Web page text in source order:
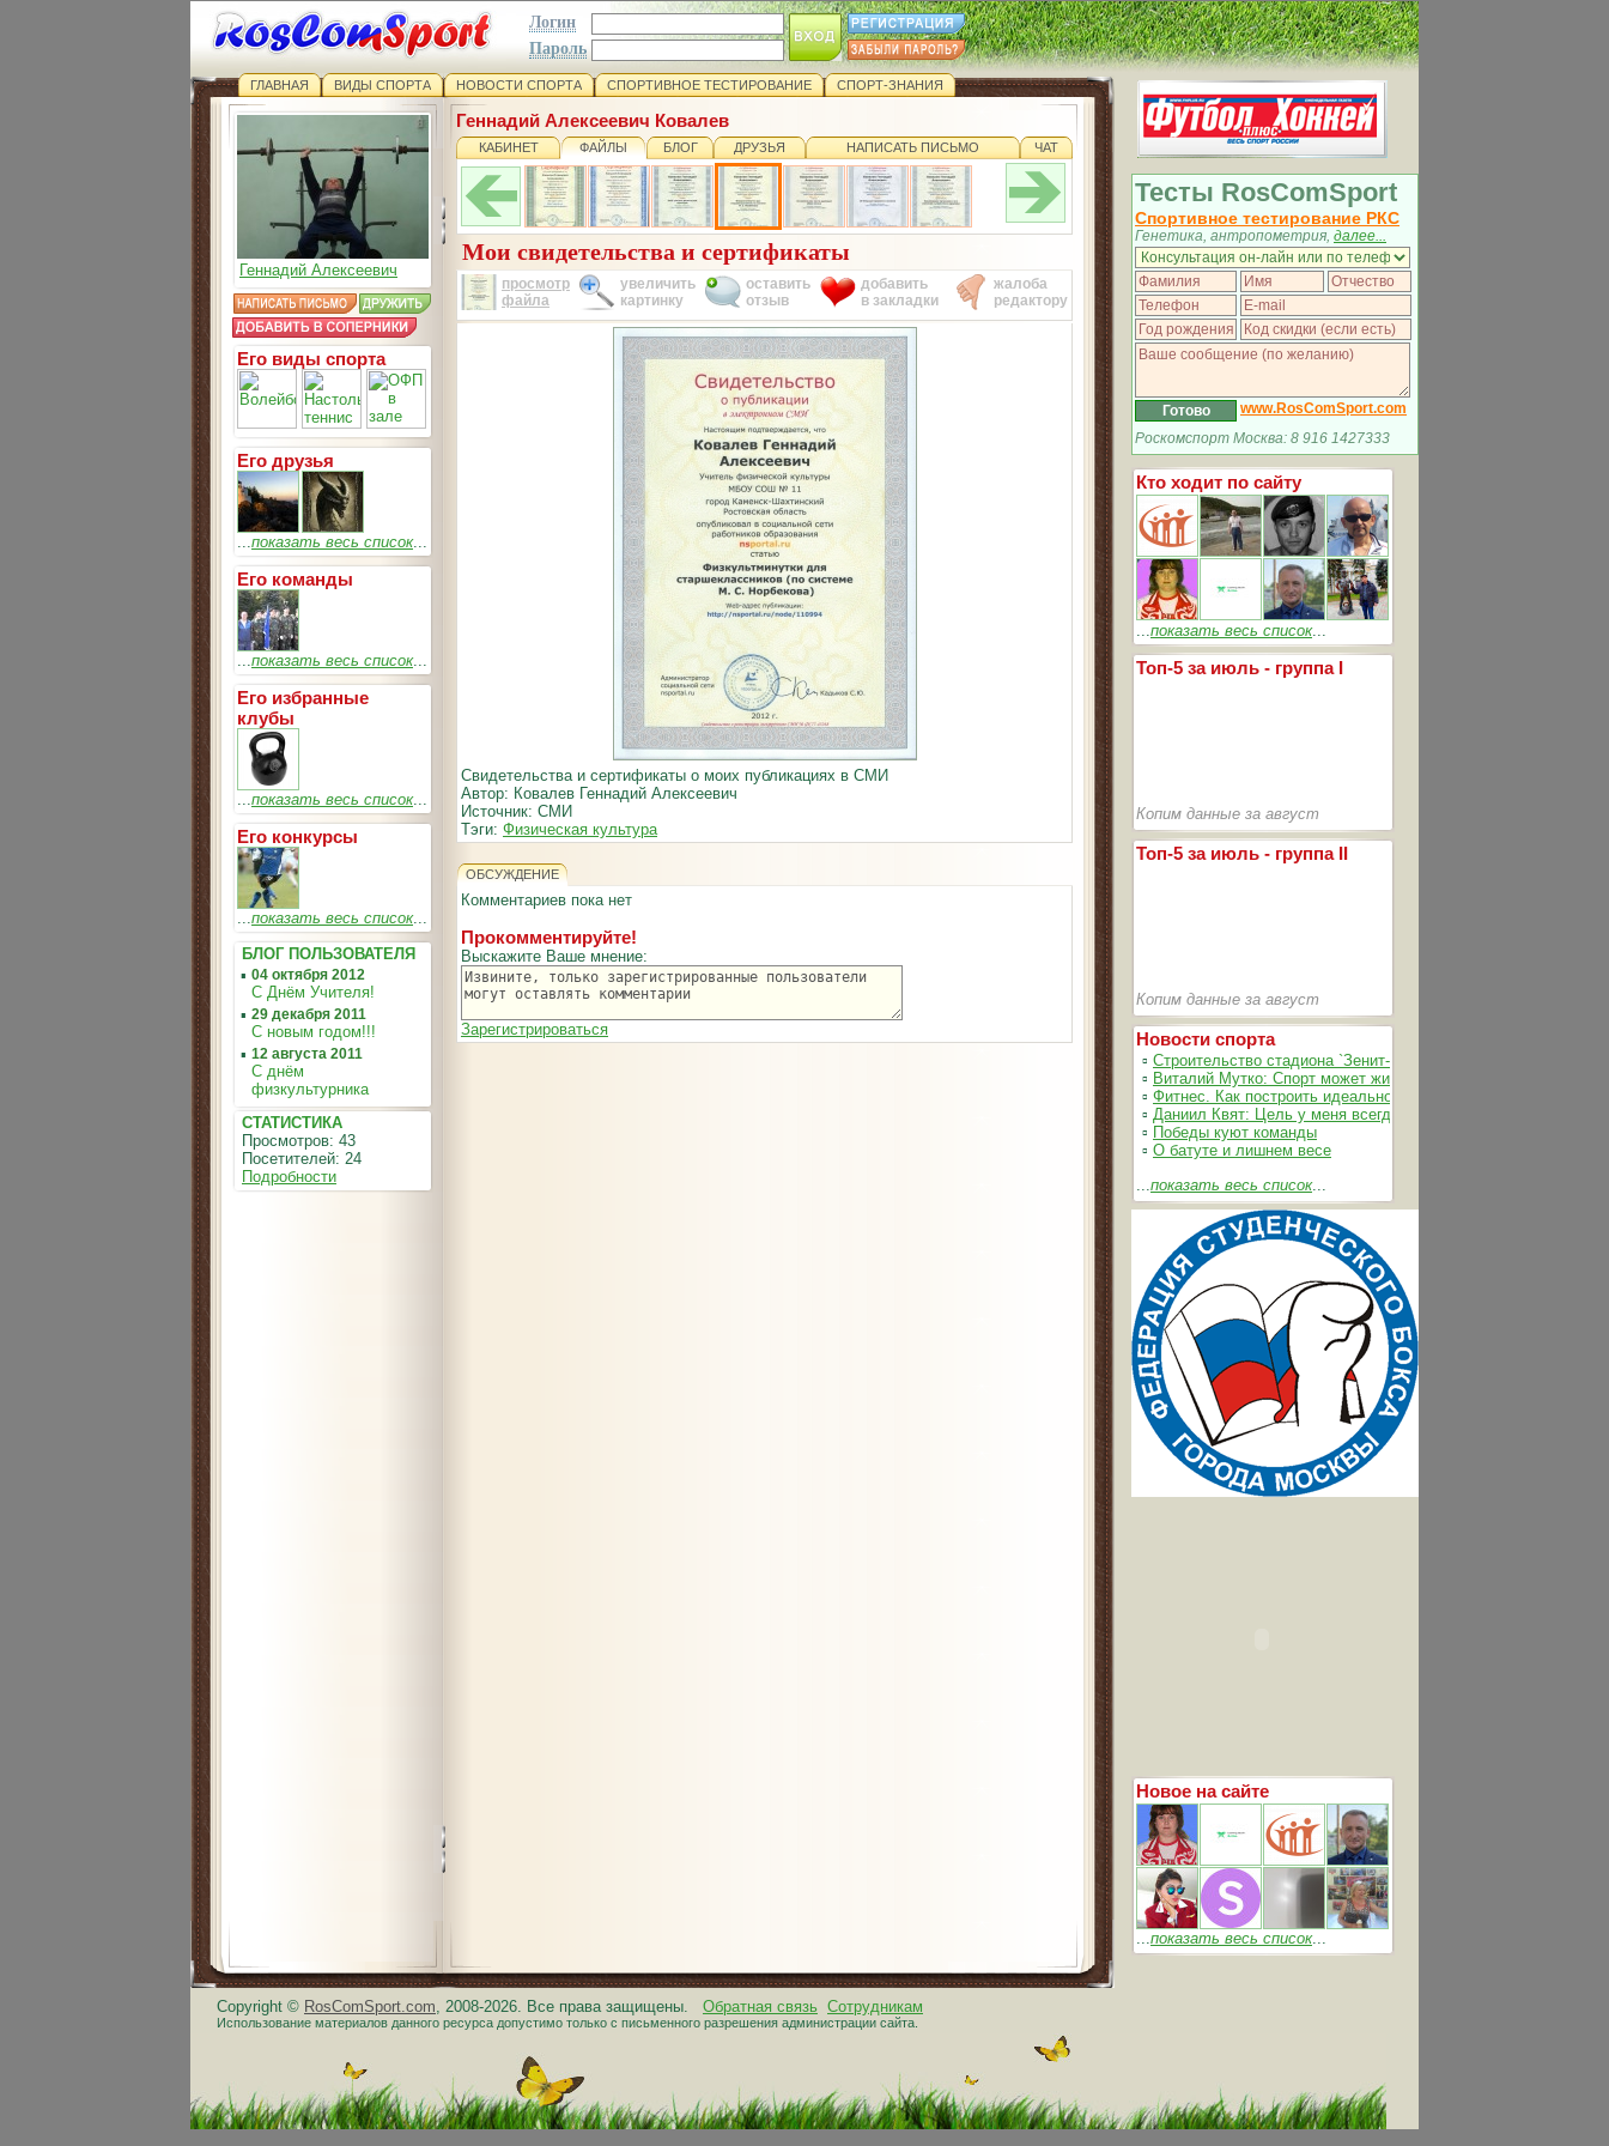
Логин
Пароль
ГЛАВНАЯ ВИДЫ СПОРТА НОВОСТИ СПОРТА СПОРТИВНОЕ ТЕСТИРОВАНИЕ СПОРТ-ЗНАНИЯ
Геннадий Алексеевич
Его виды спорта
Его друзья
...показать весь список...
Его команды
...показать весь список...
Его избранные
клубы
...показать весь список...
Его конкурсы
...показать весь список...
БЛОГ ПОЛЬЗОВАТЕЛЯ
▪ 04 октября 2012
С Днём Учителя!
▪ 29 декабря 2011
С новым годом!!!
▪ 12 августа 2011
С днём
физкультурника
СТАТИСТИКА
Просмотров: 43
Посетителей: 24
Подробности
Геннадий Алексеевич Ковалев
КАБИНЕТ ФАЙЛЫ БЛОГ ДРУЗЬЯ НАПИСАТЬ ПИСЬМО ЧАТ
Мои свидетельства и сертификаты
просмотр
файла
увеличить
картинку
оставить
отзыв
добавить
в закладки
жалоба
редактору
Свидетельства и сертификаты о моих публикациях в СМИ
Автор: Ковалев Геннадий Алексеевич
Источник: СМИ
Тэги: Физическая культура
ОБСУЖДЕНИЕ
Комментариев пока нет
Прокомментируйте!
Выскажите Ваше мнение:
Зарегистрироваться
Copyright © RosComSport.com, 2008-2026. Все права защищены. Обратная связь Сотрудникам
Использование материалов данного ресурса допустимо только с письменного разрешения администрации сайта.
Тесты RosComSport
Спортивное тестирование РКС
Генетика, антропометрия, далее...
www.RosComSport.com
Роскомспорт Москва: 8 916 1427333
Кто ходит по сайту
...показать весь список...
Топ-5 за июль - группа I
Копим данные за август
Топ-5 за июль - группа II
Копим данные за август
Новости спорта
▫ Строительство стадиона `Зенит-Арена` идет согласно
▫ Виталий Мутко: Спорт может жить без допинга
▫ Фитнес. Как построить идеальное тело
▫ Даниил Квят: Цель у меня всегда одна – выжимать из себя
▫ Победы куют команды
▫ О батуте и лишнем весе
...показать весь список...
Новое на сайте
...показать весь список...